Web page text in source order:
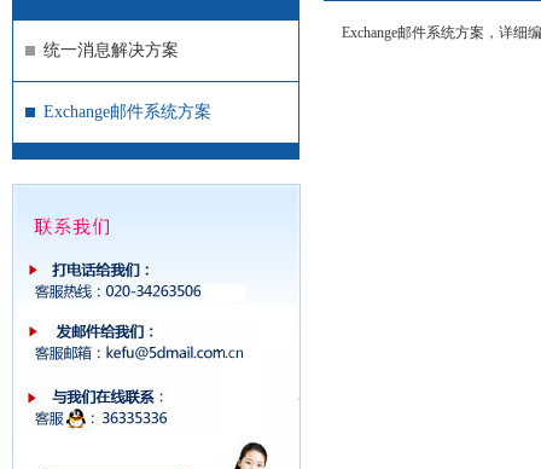
统一消息解决方案
Exchange邮件系统方案
Exchange邮件系统方案，详细